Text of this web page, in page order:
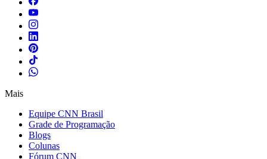
Mais
Equipe CNN Brasil
Grade de Programação
Blogs
Colunas
Fórum CNN